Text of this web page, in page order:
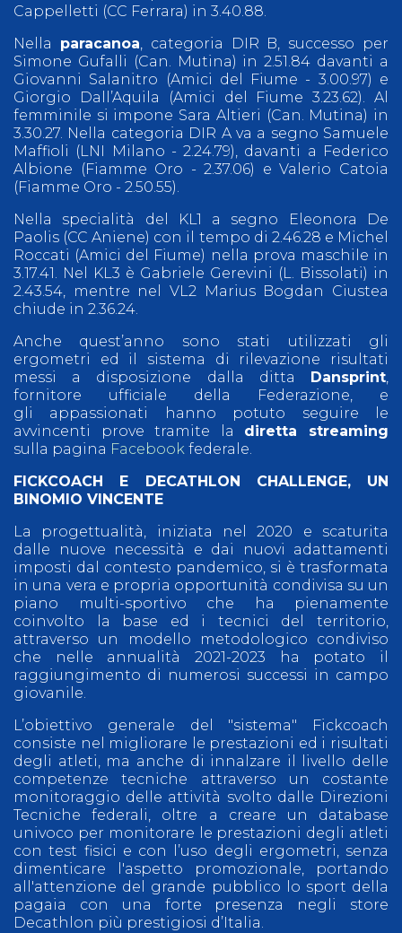
Cappelletti (CC Ferrara) in 3.40.88.
Nella paracanoa, categoria DIR B, successo per
Simone Gufalli (Can. Mutina) in 2.51.84 davanti a
Giovanni Salanitro (Amici del Fiume - 3.00.97) e
Giorgio Dall’Aquila (Amici del Fiume 3.23.62). Al
femminile si impone Sara Altieri (Can. Mutina) in
3.30.27. Nella categoria DIR A va a segno Samuele
Maffioli (LNI Milano - 2.24.79), davanti a Federico
Albione (Fiamme Oro - 2.37.06) e Valerio Catoia
(Fiamme Oro - 2.50.55).
Nella specialità del KL1 a segno Eleonora De
Paolis (CC Aniene) con il tempo di 2.46.28 e Michel
Roccati (Amici del Fiume) nella prova maschile in
3.17.41. Nel KL3 è Gabriele Gerevini (L. Bissolati) in
2.43.54, mentre nel VL2 Marius Bogdan Ciustea
chiude in 2.36.24.
Anche quest’anno sono stati utilizzati gli
ergometri ed il sistema di rilevazione risultati
messi a disposizione dalla ditta Dansprint,
fornitore ufficiale della Federazione, e
gli appassionati hanno potuto seguire le
avvincenti prove tramite la diretta streaming
sulla pagina Facebook federale.
FICKCOACH E DECATHLON CHALLENGE, UN
BINOMIO VINCENTE
La progettualità, iniziata nel 2020 e scaturita
dalle nuove necessità e dai nuovi adattamenti
imposti dal contesto pandemico, si è trasformata
in una vera e propria opportunità condivisa su un
piano multi-sportivo che ha pienamente
coinvolto la base ed i tecnici del territorio,
attraverso un modello metodologico condiviso
che nelle annualità 2021-2023 ha potato il
raggiungimento di numerosi successi in campo
giovanile.
L’obiettivo generale del "sistema" Fickcoach
consiste nel migliorare le prestazioni ed i risultati
degli atleti, ma anche di innalzare il livello delle
competenze tecniche attraverso un costante
monitoraggio delle attività svolto dalle Direzioni
Tecniche federali, oltre a creare un database
univoco per monitorare le prestazioni degli atleti
con test fisici e con l’uso degli ergometri, senza
dimenticare l'aspetto promozionale, portando
all'attenzione del grande pubblico lo sport della
pagaia con una forte presenza negli store
Decathlon più prestigiosi d’Italia.